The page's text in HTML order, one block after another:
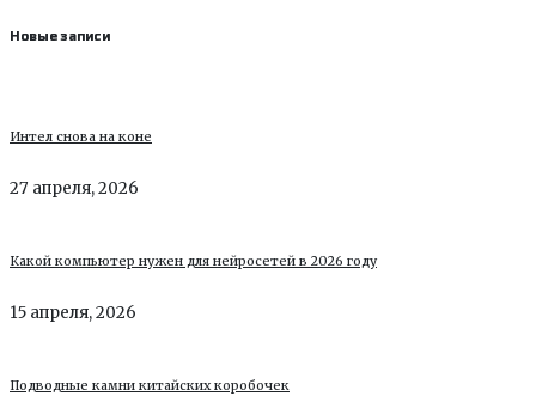
Новые записи
Интел снова на коне
27 апреля, 2026
Какой компьютер нужен для нейросетей в 2026 году
15 апреля, 2026
Подводные камни китайских коробочек